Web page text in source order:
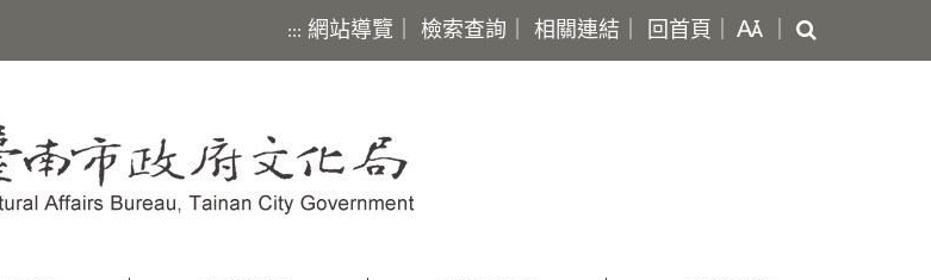
::: 網站導覽 檢索查詢 相關連結 回首頁
尋